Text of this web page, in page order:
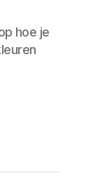
hoe je